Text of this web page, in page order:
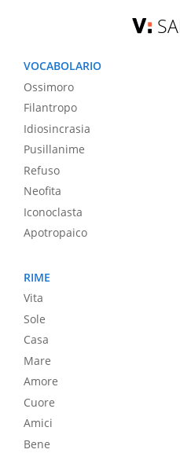
VOCABOLARIO
Ossimoro
Filantropo
Idiosincrasia
Pusillanime
Refuso
Neofita
Iconoclasta
Apotropaico
RIME
Vita
Sole
Casa
Mare
Amore
Cuore
Amici
Bene